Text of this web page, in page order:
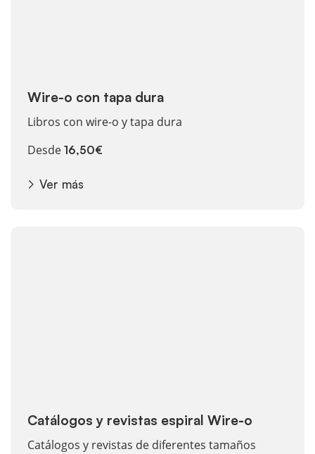
Wire-o con tapa dura
Libros con wire-o y tapa dura
Desde 16,50€
Ver más
Catálogos y revistas espiral Wire-o
Catálogos y revistas de diferentes tamaños